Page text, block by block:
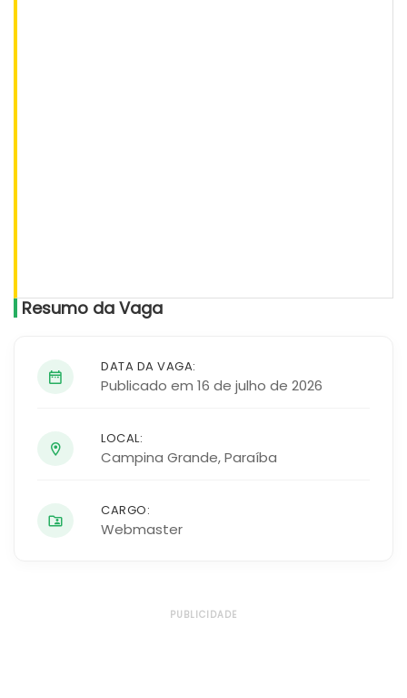
Resumo da Vaga
DATA DA VAGA:
Publicado em 16 de julho de 2026
LOCAL:
Campina Grande,Paraíba
CARGO:
Webmaster
PUBLICIDADE